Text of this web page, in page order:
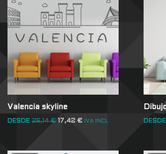
Valencia skyline
DESDE 26,14€ 17,42 € IVA INCL DESDE